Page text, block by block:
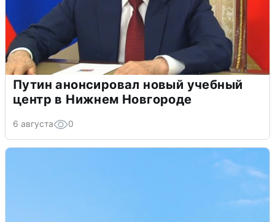
Путин анонсировал новый учебный
центр в Нижнем Новгороде
6 августа 0